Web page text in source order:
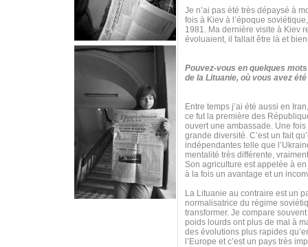
Je n’ai pas été très dépaysé à
fois à Kiev à l’époque
1981. Ma dernière visite à Kiev
évoluaient, il fallait être là et
Pouvez-vous en quelques
de la Lituanie, où vous avez
Entre temps j’ai été aussi en
ce fut la première des
ouvert une ambassade. Une
grande diversité. C’est un fait
indépendantes telle que
mentalité très différente,
Son agriculture est appelée à
à la fois un avantage et un
La Lituanie au contraire est un
normalisatrice du régime
transformer. Je compare
poids lourds ont plus de mal à
des évolutions plus rapides
l’Europe et c’est un pays très